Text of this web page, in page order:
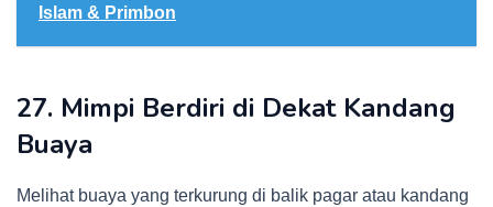
Islam & Primbon
27. Mimpi Berdiri di Dekat Kandang
Buaya
Melihat buaya yang terkurung di balik pagar atau kandang